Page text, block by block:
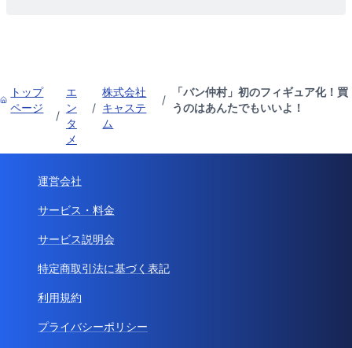
トップ
ページ
/
エ
ン
タ
メ
/
株式会社
キャステ
ム
/
「バン仲村」初のフィギュア化！買
うのはあんたでもいいよ！
運営会社
サービス・料金
サービス説明会
特定商取引法に基づく表記
利用規約
プライバシーポリシー